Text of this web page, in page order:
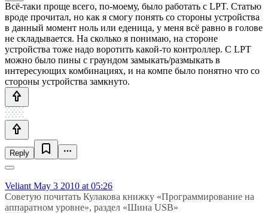
Всё-таки проще всего, по-моему, было работать с LPT. Статью
вроде прочитал, но как я смогу понять со стороны устройства
в данный момент ноль или еденица, у меня всё равно в голове
не складывается. На сколько я понимаю, на стороне
устройства тоже надо воротить какой-то контроллер. С LPT
можно было пины с граундом замыкать/размыкать в
интересующих комбинациях, и на компе было понятно что со
стороны устройства замкнуто.
Reply
Veliant May 3 2010 at 05:26
Советую почитать Кулакова книжку «Программирование на
аппаратном уровне», раздел «Шина USB»